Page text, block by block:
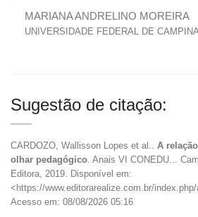
MARIANA ANDRELINO MOREIRA
UNIVERSIDADE FEDERAL DE
Sugestão de citação:
CARDOZO, Wallisson Lopes et al.. A
olhar pedagógico. Anais VI CONEDU...
Editora, 2019. Disponível em:
<https://www.editorarealize.com.br/
Acesso em: 08/08/2026 05:16